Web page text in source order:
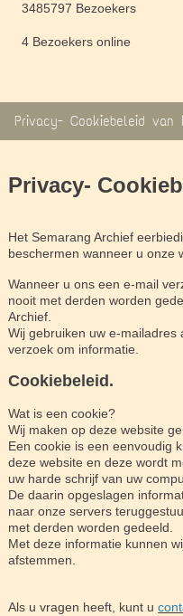
3485797 Bezoekers
4 Bezoekers online
Privacy- Cookiebeleid van
Privacy-
Het Semarang Archief
beschermen wanneer u onze
Wanneer u ons een e-mail
nooit met derden worden
Archief.
Wij gebruiken uw e-
verzoek om informatie.
Cookiebeleid.
Wat is een cookie?
Wij maken op deze website
Een cookie is een eenvoudig
deze website en deze wordt
uw harde schrijf van uw
De daarin opgeslagen
naar onze servers
met derden worden gedeeld.
Met deze informatie kunnen
afstemmen.
Als u vragen heeft, kunt u